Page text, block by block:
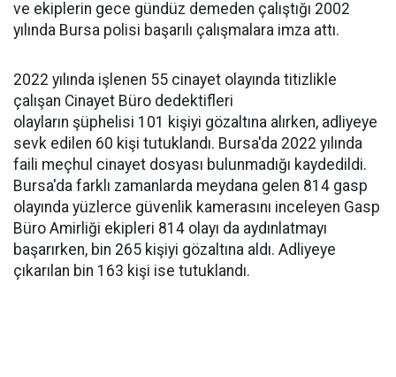
ve ekiplerin gece gündüz demeden çalıştığı 2002
yılında Bursa polisi başarılı çalışmalara imza attı.
2022 yılında işlenen 55 cinayet olayında titizlikle
çalışan Cinayet Büro dedektifleri
olayların şüphelisi 101 kişiyi gözaltına alırken, adliyeye
sevk edilen 60 kişi tutuklandı. Bursa'da 2022 yılında
faili meçhul cinayet dosyası bulunmadığı kaydedildi.
Bursa'da farklı zamanlarda meydana gelen 814 gasp
olayında yüzlerce güvenlik kamerasını inceleyen Gasp
Büro Amirliği ekipleri 814 olayı da aydınlatmayı
başarırken, bin 265 kişiyi gözaltına aldı. Adliyeye
çıkarılan bin 163 kişi ise tutuklandı.